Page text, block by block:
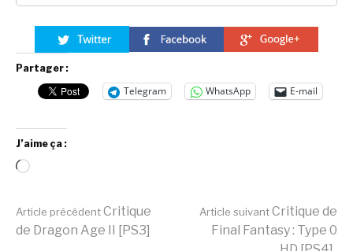
Partager :
Telegram WhatsApp E-mail
J’aime ça :
Chargement…
Lire
Article précédentCritique
de Dragon Age II [PS3]
Article suivantCritique de
Final Fantasy : Type 0